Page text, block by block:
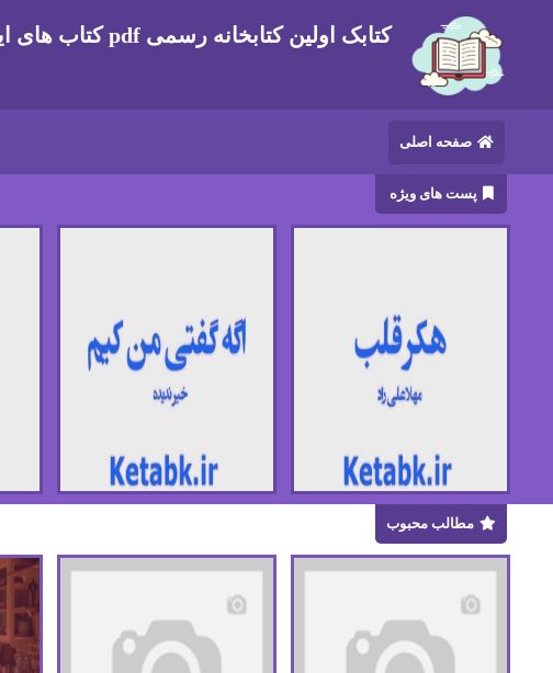
کتابک اولین کتابخانه رسمی pdf کتاب های ایرانی و خارجی
صفحه اصلی
پست های ویژه
مطالب محبوب